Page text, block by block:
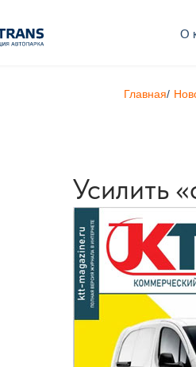
О
Главная/
Усилить